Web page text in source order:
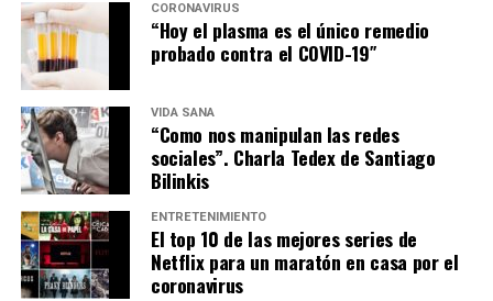
CORONAVIRUS
“Hoy el plasma es el único remedio
probado contra el COVID-19″
VIDA SANA
“Como nos manipulan las redes
sociales”. Charla Tedex de Santiago
Bilinkis
ENTRETENIMIENTO
El top 10 de las mejores series de
Netflix para un maratón en casa por el
coronavirus